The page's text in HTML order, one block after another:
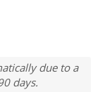
due to a
days.